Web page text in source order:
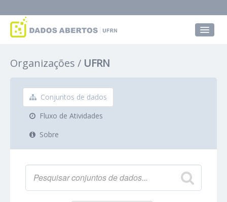
Grupos
Sobre
Organizações UFRN
Conjuntos de dados
Fluxo de Atividades
Sobre